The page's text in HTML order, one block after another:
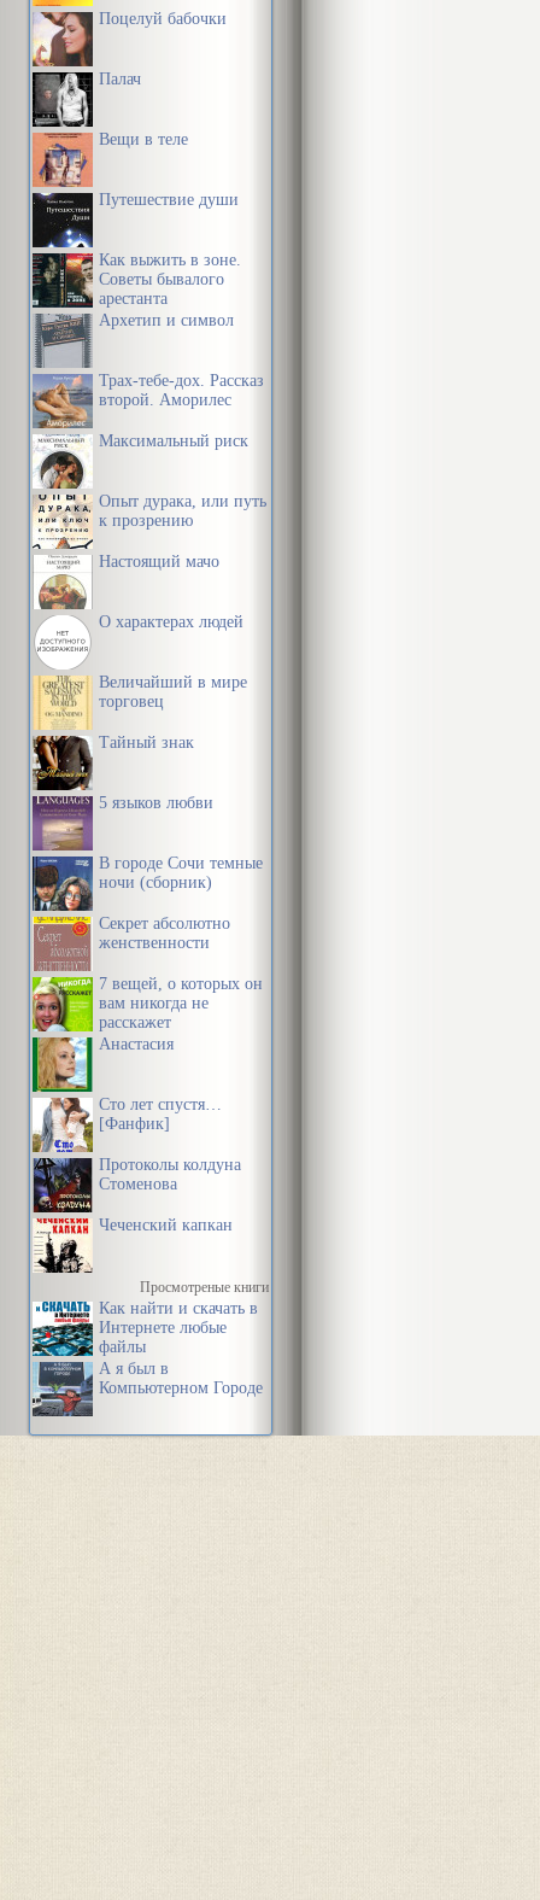
Поцелуй бабочки
Палач
Вещи в теле
Путешествие души
Как выжить в зоне.
Советы бывалого
арестанта
Архетип и символ
Трах-тебе-дох. Рассказ
второй. Аморилес
Максимальный риск
Опыт дурака, или путь
к прозрению
Настоящий мачо
О характерах людей
Величайший в мире
торговец
Тайный знак
5 языков любви
В городе Сочи темные
ночи (сборник)
Секрет абсолютно
женственности
7 вещей, о которых он
вам никогда не
расскажет
Анастасия
Сто лет спустя…
[Фанфик]
Протоколы колдуна
Стоменова
Чеченский капкан
Просмотреные книги
Как найти и скачать в
Интернете любые
файлы
А я был в
Компьютерном Городе